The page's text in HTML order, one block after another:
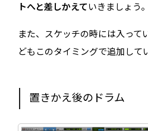
トへと差しかえていきましょう。
また、スケッチの時には入って
どもこのタイミングで追加して
置きかえ後のドラム